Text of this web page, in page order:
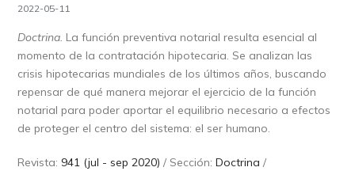
2022-05-11
Doctrina. La función preventiva notarial resulta esencial al
momento de la contratación hipotecaria. Se analizan las
crisis hipotecarias mundiales de los últimos años, buscando
repensar de qué manera mejorar el ejercicio de la función
notarial para poder aportar el equilibrio necesario a efectos
de proteger el centro del sistema: el ser humano.
Revista: 941 (jul - sep 2020) / Sección:Doctrina /